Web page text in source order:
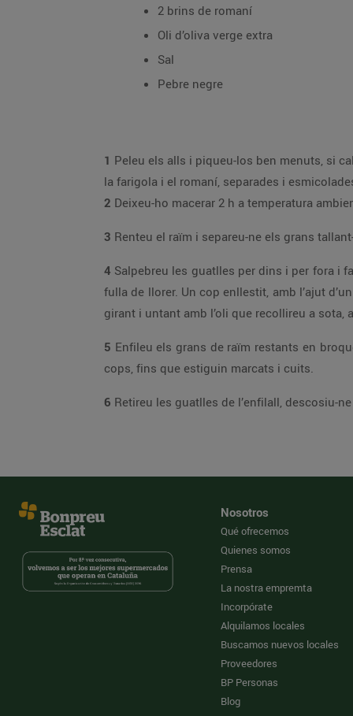
2 brins de romaní
Oli d’oliva verge extra
Sal
Pebre negre
1 Peleu els alls i piqueu-los ben menuts, si cal, eliminant-ne el grill central, si no us n’agrada gaire el gust. Poseu oli en un bol i afegiu-hi els alls, les
la farigola i el romaní, separades i
2 Deixeu-ho macerar 2 h a temperatura
3
4 Salpebreu les guatlles per dins i per fora i farciu-les amb un parell o tres de grans de raïm. Cosiu-ne l’obertura i enfileu-les a la broca, alternant-les amb una
fulla de llorer. Un cop enllestit, amb l’ajut d’un pinzell, unteu-les generosament amb l’oli macerat i coeu-les a la barbacoa, 20 min, amb la precaució d’anar-les
girant i untant amb l’oli que recollireu a sota,
5 Enfileu els grans de raïm restants en broquetes de bambú i coeu-los a la graella, després d’untar-los amb una mica de l’oli
cops, fins que estiguin marcats i cuits.
6
Nosotros
Qué ofrecemos
Quienes somos
Prensa
La nostra empremta
Incorpórate
Alquilamos locales
Buscamos nuevos locales
Proveedores
BP Personas
Blog